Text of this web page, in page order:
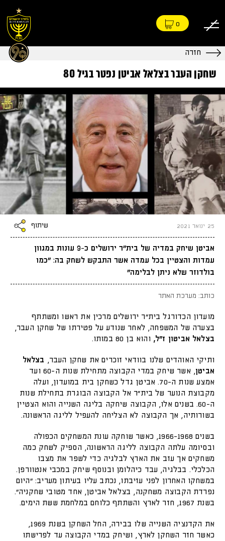
0
חזרה
שחקן העבר בצלאל אביטן נפטר בגיל 80
25 ינואר 2021 שיתוף
אביטן שיחק במדיה של בית"ר ירושלים כ-9 עונות במגוון
עמדות והצטיין בכל עמדה אשר התבקש לשחק בה: "כמו
בולדוזר שלא ניתן לבלימה"
כותב: מערכת האתר
מועדון הכדורגל בית"ר ירושלים מרכין את ראשו ומשתתף
בצערה של המשפחה, לאחר שנודע על פטירתו של שחקן העבר,
בצלאל אביטון ז"ל, והוא בן 80 במותו.
ותיקי האוהדים שלנו בוודאי זוכרים את שחקן העבר, בצלאל
אביטן
, אשר שיחק במדי הקבוצה מתחילת שנות ה-60 ועד
אמצע שנות ה-70. אביטן גדל כשחקן בית במועדון, ועלה
מקבוצת הנוער של בית"ר אל הקבוצה הבוגרת בתחילת שנות
ה-60. בשנים אלו, הקבוצה שיחקה בליגה השנייה והוא הצטיין
בשורותיה, אך הקבוצה לא הצליחה להעפיל לליגה הראשונה.
בשנים 1966-1968, כאשר שוחקה עונת המשחקים הכפולה
ובסיומה עלתה הקבוצה לליגה הראשונה, הספיק לשחק כמה
משחקים אך עזב את הארץ לבלגיה כדי לשפר את מצבו
הכלכלי. בבלגיה, עבד כיהלומן ובנוסף שיחק במכבי אנטוורפן.
במשחקו האחרון לפני עזיבתו, נכתב עליו בעיתון מעריב: "היום
נפרדת הקבוצה משחקנה, בצלאל אביטן, אחד מטובי שחקניה".
בשנת 1967, חזר לארץ והשתתף כלוחם במלחמת ששת הימים.
את הקדנציה השנייה שלו בבירה, החל השחקן בשנת 1969,
כאשר חזר השחקן לארץ, ושיחק במדי הקבוצה עד לפרישתו